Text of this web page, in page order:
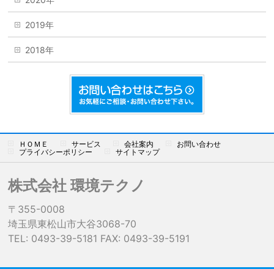
2019年
2018年
ＨＯＭＥ サービス 会社案内
お問い合わせ
プライバシーポリシー
サイトマップ
株式会社 環境テクノ
〒355-0008
埼玉県東松山市大谷3068-70
TEL: 0493-39-5181 FAX: 0493-39-5191